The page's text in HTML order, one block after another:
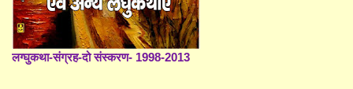
लग्घुकथा-संग्रह-दो संस्करण- 1998-2013